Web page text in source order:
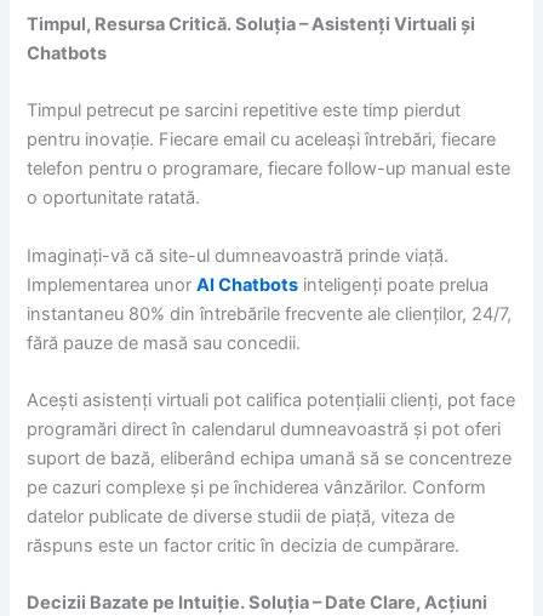
Timpul, Resursa Critică. Soluția – Asistenți Virtuali și
Chatbots
Timpul petrecut pe sarcini repetitive este timp pierdut
pentru inovație. Fiecare email cu aceleași întrebări, fiecare
telefon pentru o programare, fiecare follow-up manual este
o oportunitate ratată.
Imaginați-vă că site-ul dumneavoastră prinde viață.
Implementarea unorAI Chatbots inteligenți poate prelua
instantaneu 80% din întrebările frecvente ale clienților, 24/7,
fără pauze de masă sau concedii.
Acești asistenți virtuali pot califica potențialii clienți, pot face
programări direct în calendarul dumneavoastră și pot oferi
suport de bază, eliberând echipa umană să se concentreze
pe cazuri complexe și pe închiderea vânzărilor. Conform
datelor publicate de diverse studii de piață, viteza de
răspuns este un factor critic în decizia de cumpărare.
Decizii Bazate pe Intuiție. Soluția – Date Clare, Acțiuni